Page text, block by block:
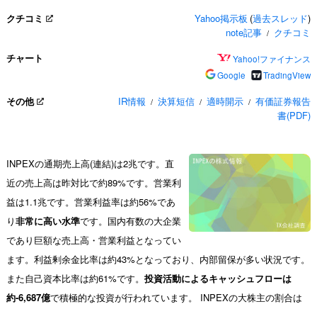
クチコミ
Yahoo掲示板 (過去スレッド)
note記事 / クチコミ
チャート
Yahoo!ファイナンス
Google
TradingView
その他 IR情報 / 決算短信 / 適時開示 / 有価証券報告
書(PDF)
INPEXの通期売上高(連結)は2兆です。直
近の売上高は昨対比で約89%です。営業利
益は1.1兆です。営業利益率は約56%であ
り非常に高い水準です。国内有数の大企業
であり巨額な売上高・営業利益となってい
ます。利益剰余金比率は約43%となっており、内部留保が多い状況です。
また自己資本比率は約61%です。 投資活動によるキャッシュフローは
約-6,687億で積極的な投資が行われています。 INPEXの大株主の割合は